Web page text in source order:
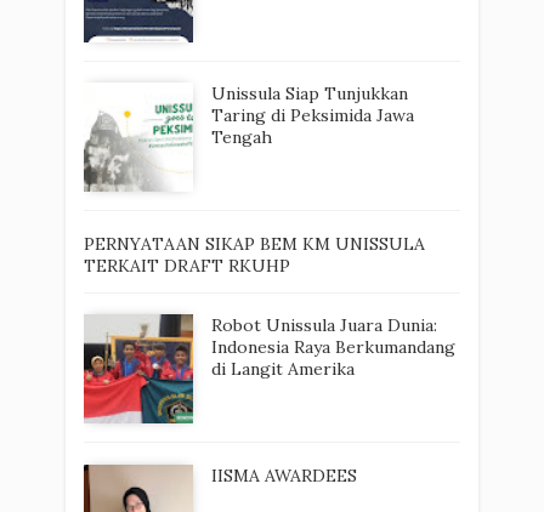
Unissula Siap Tunjukkan
Taring di Peksimida Jawa
Tengah
PERNYATAAN SIKAP BEM KM UNISSULA
TERKAIT DRAFT RKUHP
Robot Unissula Juara Dunia:
Indonesia Raya Berkumandang
di Langit Amerika
IISMA AWARDEES